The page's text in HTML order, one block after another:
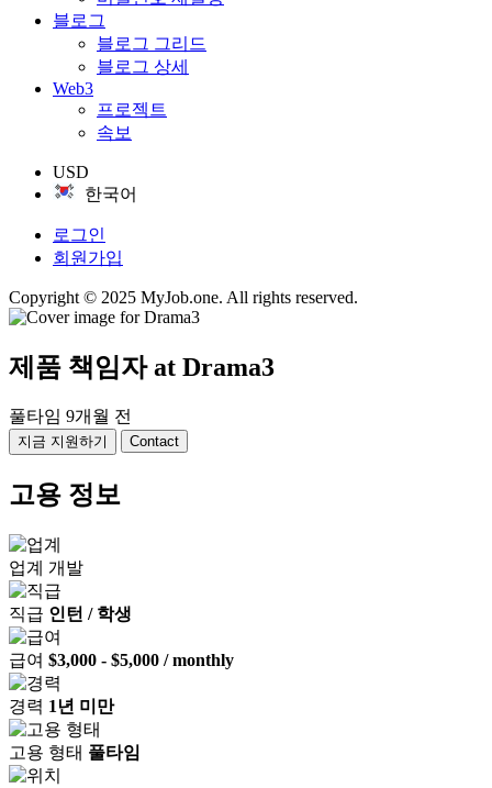
블로그
블로그 그리드
블로그 상세
Web3
프로젝트
속보
USD
한국어
로그인
회원가입
Copyright © 2025 MyJob.one. All rights reserved.
제품 책임자at Drama3
풀타임 9개월 전
지금 지원하기 Contact
고용 정보
업계 개발
직급 인턴 / 학생
급여 $3,000 - $5,000 / monthly
경력 1년 미만
고용 형태 풀타임